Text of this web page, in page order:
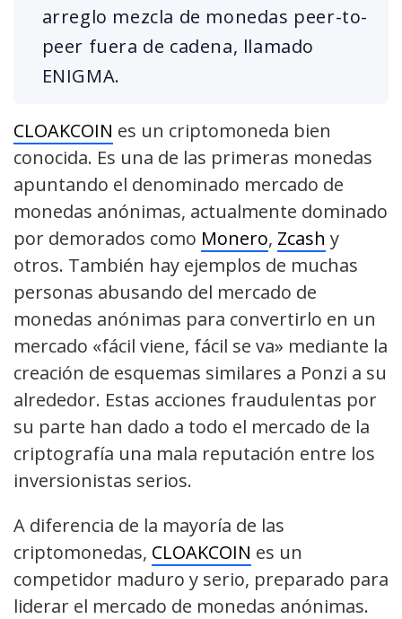
arreglo mezcla de monedas peer-to-
peer fuera de cadena, llamado
ENIGMA.
CLOAKCOIN es un criptomoneda bien
conocida. Es una de las primeras monedas
apuntando el denominado mercado de
monedas anónimas, actualmente dominado
por demorados como Monero, Zcash y
otros. También hay ejemplos de muchas
personas abusando del mercado de
monedas anónimas para convertirlo en un
mercado «fácil viene, fácil se va» mediante la
creación de esquemas similares a Ponzi a su
alrededor. Estas acciones fraudulentas por
su parte han dado a todo el mercado de la
criptografía una mala reputación entre los
inversionistas serios.
A diferencia de la mayoría de las
criptomonedas, CLOAKCOIN es un
competidor maduro y serio, preparado para
liderar el mercado de monedas anónimas.